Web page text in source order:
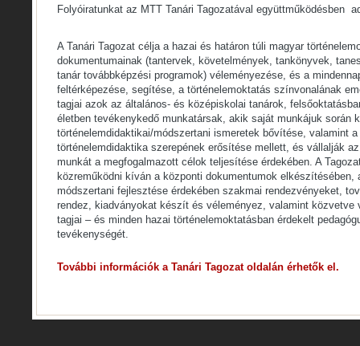
Folyóiratunkat az MTT Tanári Tagozatával együttműködésben
A Tanári Tagozat célja a hazai és határon túli magyar
dokumentumainak (tantervek, követelmények, tankönyvek,
tanár továbbképzési programok) véleményezése, és a
feltérképezése, segítése, a történelemoktatás színvonalának
tagjai azok az általános- és középiskolai tanárok,
életben tevékenykedő munkatársak, akik saját munkájuk során
történelemdidaktikai/módszertani ismeretek bővítése, valamint
történelemdidaktika szerepének erősítése mellett, és vállalják
munkát a megfogalmazott célok teljesítése érdekében. A
közreműködni kíván a központi dokumentumok elkészítésében,
módszertani fejlesztése érdekében szakmai rendezvényeket,
rendez, kiadványokat készít és véleményez, valamint közvetve
tagjai – és minden hazai történelemoktatásban érdekelt
tevékenységét.
További információk a Tanári Tagozat oldalán érhetők el.